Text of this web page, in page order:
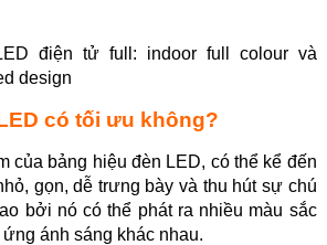
điện tử full: indoor full colour và
design
có tối ưu không?
của bảng hiệu đèn LED, có thể kể đến
gọn, dễ trưng bày và thu hút sự chú
bởi nó có thể phát ra nhiều màu sắc
ánh sáng khác nhau.